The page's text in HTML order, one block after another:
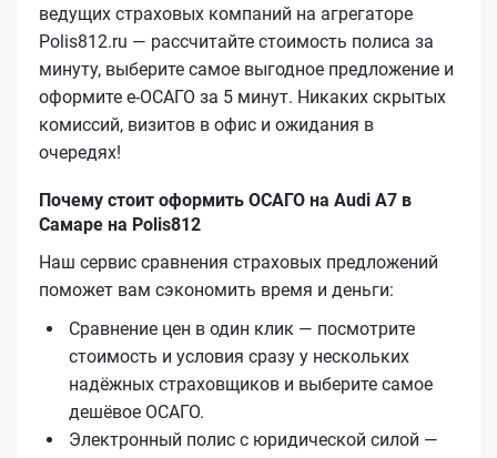
ведущих страховых компаний на агрегаторе
Polis812.ru — рассчитайте стоимость полиса за
минуту, выберите самое выгодное предложение и
оформите е‑ОСАГО за 5 минут. Никаких скрытых
комиссий, визитов в офис и ожидания в
очередях!
Почему стоит оформить ОСАГО на Audi A7 в
Самаре на Polis812
Наш сервис сравнения страховых предложений
поможет вам сэкономить время и деньги:
Сравнение цен в один клик — посмотрите
стоимость и условия сразу у нескольких
надёжных страховщиков и выберите самое
дешёвое ОСАГО.
Электронный полис с юридической силой —